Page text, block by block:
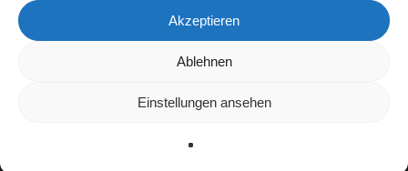
Akzeptieren
Ablehnen
Einstellungen ansehen
Wir verwenden Cookies, um dir die bestmögliche Erfahrung auf
kannst du erfahren, welche Cookies wir
verwenden oder sie ausschalten.